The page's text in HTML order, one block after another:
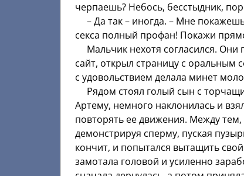
черпаешь? Небось, бесстыдник,
– Да так – иногда. – Мне
секса полный профан! Покажи
Мальчик нехотя согласился.
сайт, открыл страницу с оральным
с удовольствием делала минет
Рядом стоял голый сын с
Артему, немного наклонилась и
повторять ее движения. Между тем,
демонстрируя сперму, пуская
кончит, и попытался вытащить
замотала головой и усиленно